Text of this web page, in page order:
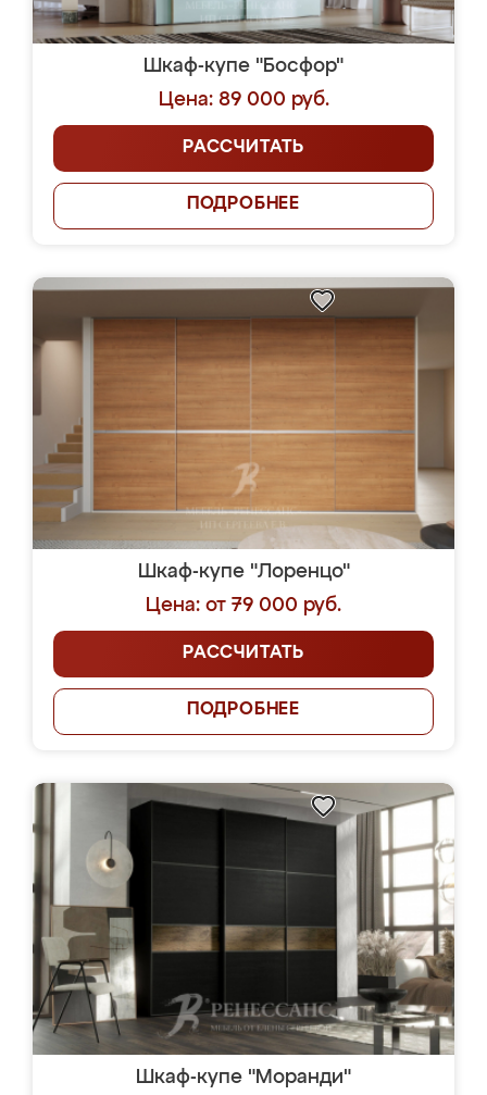
Шкаф-купе "Босфор"
Цена: 89 000 руб.
РАССЧИТАТЬ
ПОДРОБНЕЕ
Шкаф-купе "Лоренцо"
Цена: от 79 000 руб.
РАССЧИТАТЬ
ПОДРОБНЕЕ
Шкаф-купе "Моранди"